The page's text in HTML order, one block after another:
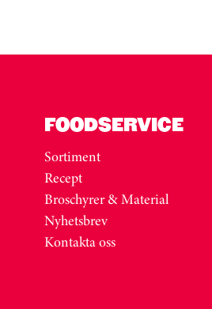
FOODSERVICE
Sortiment
Recept
Broschyrer & Material
Nyhetsbrev
Kontakta oss